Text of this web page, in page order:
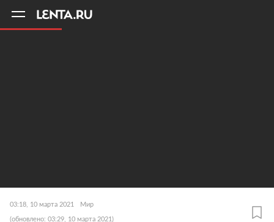
03:18, 10 марта 2021 Мир
(обновлено: 03:29, 10 марта 2021)